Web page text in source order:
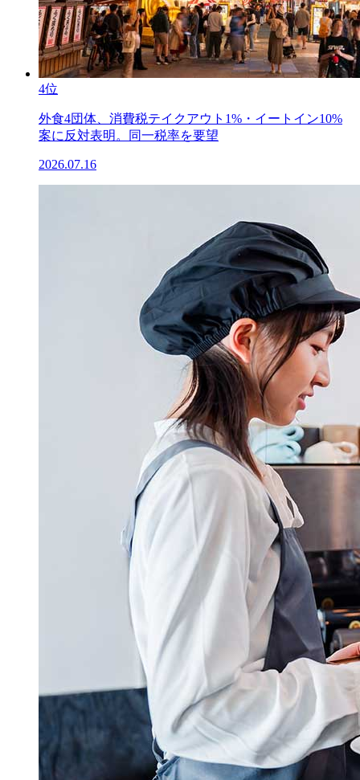
4位
外食4団体、消費税テイクアウト1%・イートイン10%
案に反対表明。同一税率を要望
2026.07.16